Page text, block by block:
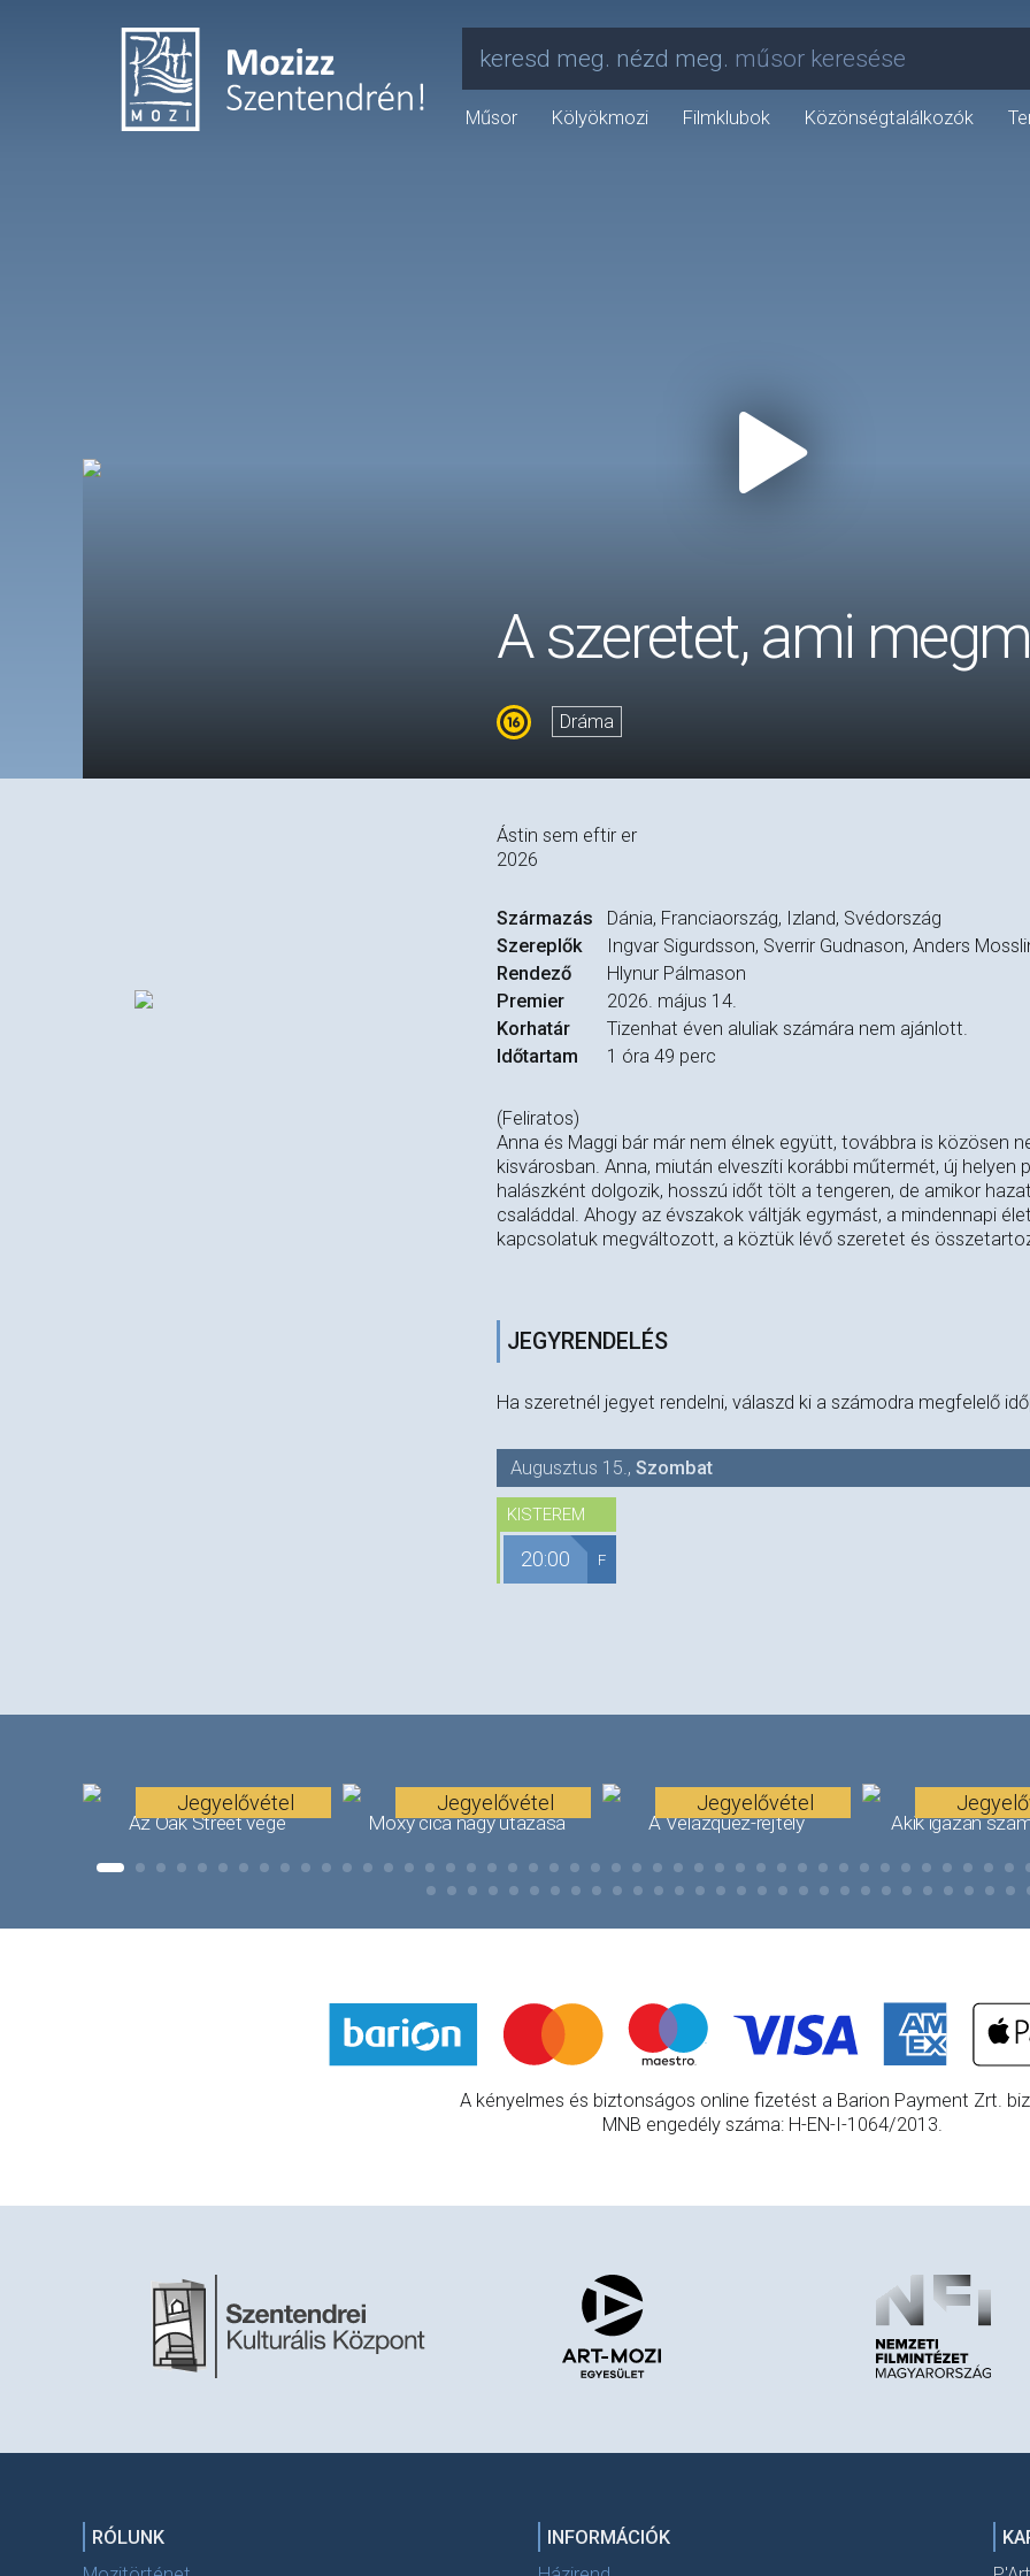
keresd meg. nézd meg. műsor keresése
Műsor Kölyökmozi Filmklubok Közönségtalálkozók
A szeretet, ami
Dráma
Ástin sem eftir er
2026
Származás
Dánia, Franciaország, Izland, Svédország
Szereplők
Ingvar Sigurdsson, Sverrir Gudnason, Anders
Rendező
Hlynur Pálmason
Premier
2026. május 14.
Korhatár
Tizenhat éven aluliak számára nem ajánlott.
Időtartam
1 óra 49 perc
(Feliratos)
Anna és Maggi bár már nem élnek együtt, továbbra is közösen
kisvárosban. Anna, miután elveszíti korábbi műtermét, új
halászként dolgozik, hosszú időt tölt a tengeren, de amikor
családdal. Ahogy az évszakok váltják egymást, a mindennapi
kapcsolatuk megváltozott, a köztük lévő szeretet és
JEGYRENDELÉS
Ha szeretnél jegyet rendelni, válaszd ki a számodra megfelelő
Augusztus 15. , Szombat
KISTEREM
20:00 F
Az Oak Street vége
Jegyelővétel
Moxy cica nagy utazása
Jegyelővétel
A Velázquez-rejtély
Jegyelővétel
Akik igazán
A kényelmes és biztonságos online fizetést a Barion Payment Zrt.
MNB engedély száma: H-EN-I-1064/2013.
RÓLUNK
INFORMÁCIÓK